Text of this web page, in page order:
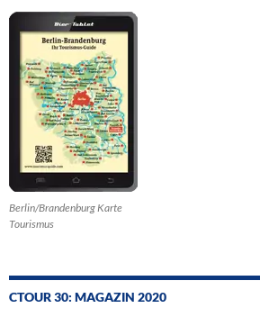
Berlin/Brandenburg Karte
Tourismus
CTOUR 30: MAGAZIN 2020